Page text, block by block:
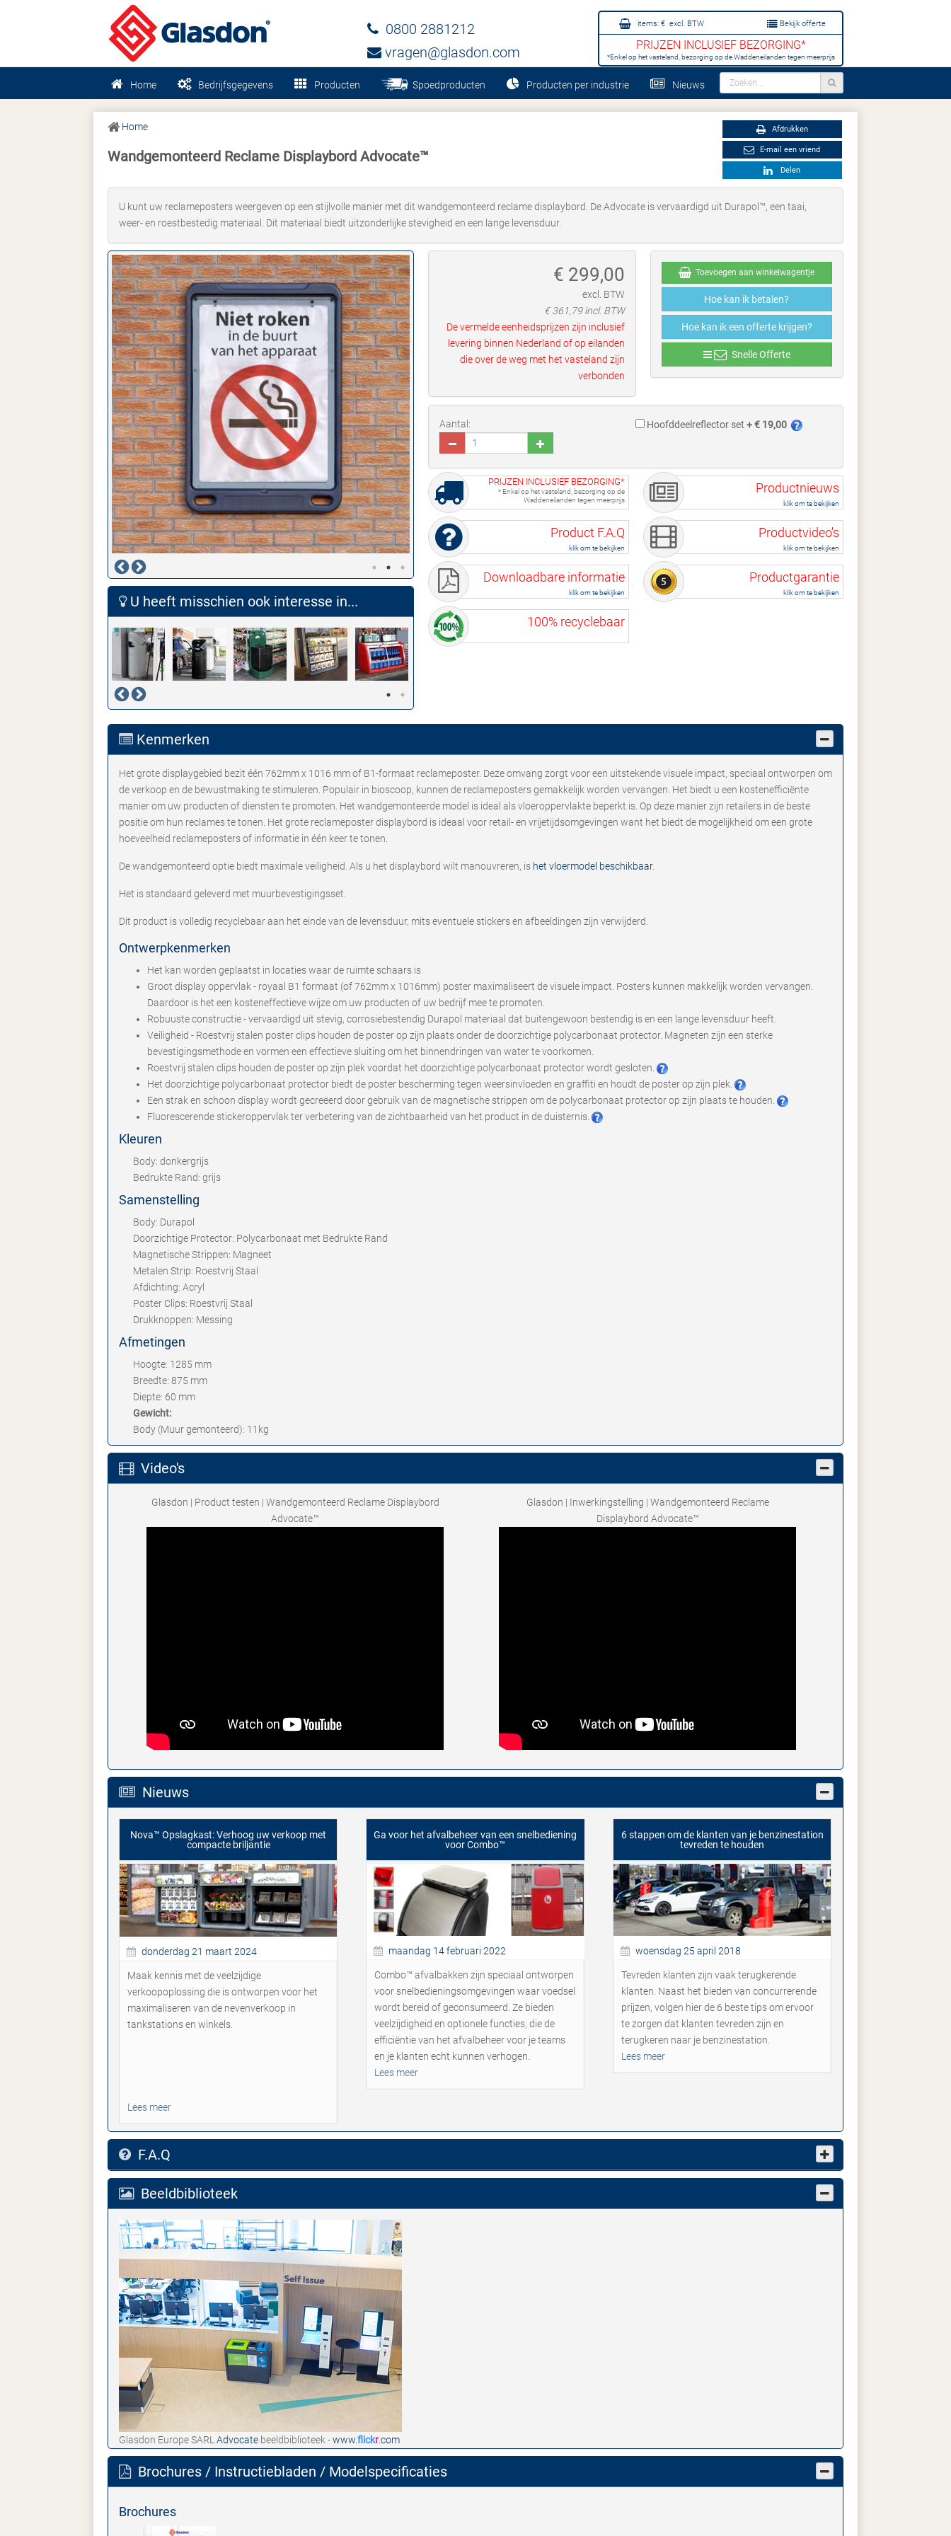
items: € excl. BTW Bekijk offerte
PRIJZEN INCLUSIEF BEZORGING*
*Enkel op het vasteland, bezorging op de Waddeneilanden tegen meerprijs
0800 2881212
vragen@glasdon.com
Home Bedrijfsgegevens Producten Spoedproducten Producten per industrie Nieuws
Home
Wandgemonteerd Reclame Displaybord Advocate™
Afdrukken
E-mail een vriend
Delen
U kunt uw reclameposters weergeven op een stijlvolle manier met dit wandgemonteerd reclame displaybord. De Advocate is vervaardigd uit Durapol™, een taai,
weer- en roestbestedig materiaal. Dit materiaal biedt uitzonderlijke stevigheid en een lange levensduur.
U heeft misschien ook interesse in...
€ 299,00
excl. BTW
€361,79incl. BTW
De vermelde eenheidsprijzen zijn inclusief
levering binnen Nederland of op eilanden
die over de weg met het vasteland zijn
verbonden
Toevoegen aan winkelwagentje
Hoe kan ik betalen?
Hoe kan ik een offerte krijgen?
Snelle Offerte
Aantal: Hoofddeelreflector set+ € 19,00
PRIJZEN INCLUSIEF BEZORGING*
* Enkel op het vasteland, bezorging op de
Waddeneilanden tegen meerprijs
Productnieuws
klik om te bekijken
Product F.A.Q
klik om te bekijken
Productvideo's
klik om te bekijken
Downloadbare informatie
klik om te bekijken
Productgarantie
klik om te bekijken
100% recyclebaar
Kenmerken
Het grote displaygebied bezit één 762mm x 1016 mm of B1-formaat reclameposter. Deze omvang zorgt voor een uitstekende visuele impact, speciaal ontworpen om
de verkoop en de bewustmaking te stimuleren. Populair in bioscoop, kunnen de reclameposters gemakkelijk worden vervangen. Het biedt u een kostenefficiënte
manier om uw producten of diensten te promoten. Het wandgemonteerde model is ideal als vloeroppervlakte beperkt is. Op deze manier zijn retailers in de beste
positie om hun reclames te tonen. Het grote reclameposter displaybord is ideaal voor retail- en vrijetijdsomgevingen want het biedt de mogelijkheid om een grote
hoeveelheid reclameposters of informatie in één keer te tonen.
De wandgemonteerd optie biedt maximale veiligheid. Als u het displaybord wilt manouvreren, is het vloermodel beschikbaar.
Het is standaard geleverd met muurbevestigingsset.
Dit product is volledig recyclebaar aan het einde van de levensduur, mits eventuele stickers en afbeeldingen zijn verwijderd.
Ontwerpkenmerken
Het kan worden geplaatst in locaties waar de ruimte schaars is.
Groot display oppervlak - royaal B1 formaat (of 762mm x 1016mm) poster maximaliseert de visuele impact. Posters kunnen makkelijk worden vervangen.
Daardoor is het een kosteneffectieve wijze om uw producten of uw bedrijf mee te promoten.
Robuuste constructie - vervaardigd uit stevig, corrosiebestendig Durapol materiaal dat buitengewoon bestendig is en een lange levensduur heeft.
Veiligheid - Roestvrij stalen poster clips houden de poster op zijn plaats onder de doorzichtige polycarbonaat protector. Magneten zijn een sterke
bevestigingsmethode en vormen een effectieve sluiting om het binnendringen van water te voorkomen.
Roestvrij stalen clips houden de poster op zijn plek voordat het doorzichtige polycarbonaat protector wordt gesloten.
Het doorzichtige polycarbonaat protector biedt de poster bescherming tegen weersinvloeden en graffiti en houdt de poster op zijn plek.
Een strak en schoon display wordt gecreëerd door gebruik van de magnetische strippen om de polycarbonaat protector op zijn plaats te houden.
Fluorescerende stickeroppervlak ter verbetering van de zichtbaarheid van het product in de duisternis.
Kleuren
Body: donkergrijs
Bedrukte Rand: grijs
Samenstelling
Body: Durapol
Doorzichtige Protector: Polycarbonaat met Bedrukte Rand
Magnetische Strippen: Magneet
Metalen Strip: Roestvrij Staal
Afdichting: Acryl
Poster Clips: Roestvrij Staal
Drukknoppen: Messing
Afmetingen
Hoogte: 1285 mm
Breedte: 875 mm
Diepte: 60 mm
Gewicht:
Body (Muur gemonteerd): 11kg
Video's
Glasdon | Product testen | Wandgemonteerd Reclame Displaybord
Advocate™
Glasdon | Inwerkingstelling | Wandgemonteerd Reclame
Displaybord Advocate™
Nieuws
Nova™ Opslagkast: Verhoog uw verkoop met
compacte briljantie
donderdag 21 maart 2024
Maak kennis met de veelzijdige
verkoopoplossing die is ontworpen voor het
maximaliseren van de nevenverkoop in
tankstations en winkels.
Lees meer
Ga voor het afvalbeheer van een snelbediening
voor Combo™
maandag 14 februari 2022
Combo™ afvalbakken zijn speciaal ontworpen
voor snelbedieningsomgevingen waar voedsel
wordt bereid of geconsumeerd. Ze bieden
veelzijdigheid en optionele functies, die de
efficiëntie van het afvalbeheer voor je teams
en je klanten echt kunnen verhogen.
Lees meer
6 stappen om de klanten van je benzinestation
tevreden te houden
woensdag 25 april 2018
Tevreden klanten zijn vaak terugkerende
klanten. Naast het bieden van concurrerende
prijzen, volgen hier de 6 beste tips om ervoor
te zorgen dat klanten tevreden zijn en
terugkeren naar je benzinestation.
Lees meer
F.A.Q
Beeldbiblioteek
Glasdon Europe SARL Advocate beeldbiblioteek -www.flickr.com
Brochures / Instructiebladen / Modelspecificaties
Brochures